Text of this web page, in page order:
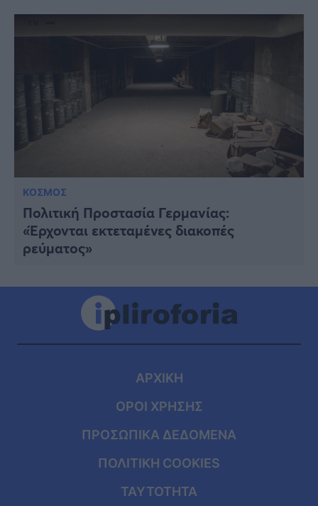
ΚΟΣΜΟΣ
Πολιτική Προστασία Γερμανίας:
«Έρχονται εκτεταμένες διακοπές
ρεύματος»
ΑΡΧΙΚΗ
ΟΡΟΙ ΧΡΗΣΗΣ
ΠΡΟΣΩΠΙΚΑ ΔΕΔΟΜΕΝΑ
ΠΟΛΙΤΙΚΗ COOKIES
ΤΑΥΤΟΤΗΤΑ